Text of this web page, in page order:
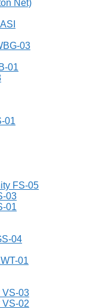
Net)
03
01
01
FS-05
03
01
04
01
VS-03
VS-02